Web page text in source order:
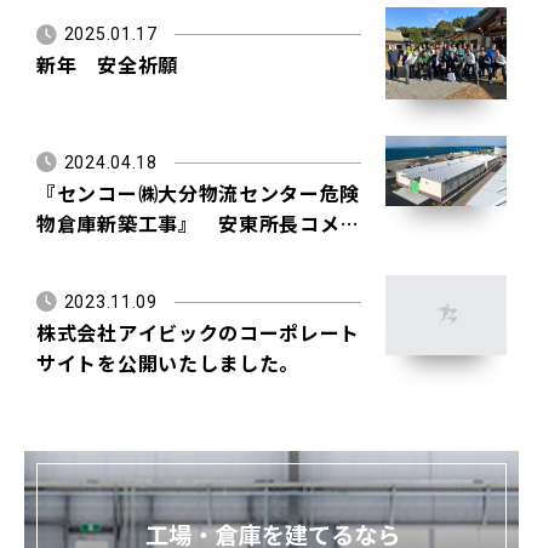
2025.01.17
新年 安全祈願
2024.04.18
『センコー㈱大分物流センター危険
物倉庫新築工事』 安東所長コメン
2023.11.09
株式会社アイビックのコーポレート
サイトを公開いたしました。